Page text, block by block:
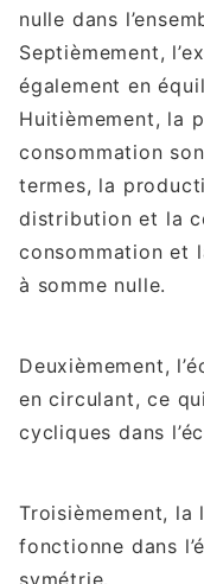
nulle dans
Septièmement,
également en
Huitièmement, la
consommation
termes, la
distribution et la
consommation et
à somme nulle.
Deuxièmement,
en circulant, ce
cycliques dans
Troisièmement, la
fonctionne dans
symétrie.